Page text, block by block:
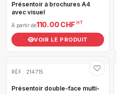
Présentoir à brochures A4
avec visuel
À partir de110.00 CHF HT
VOIR LE PRODUIT
RÉF : 214715
Présentoir double-face multi-